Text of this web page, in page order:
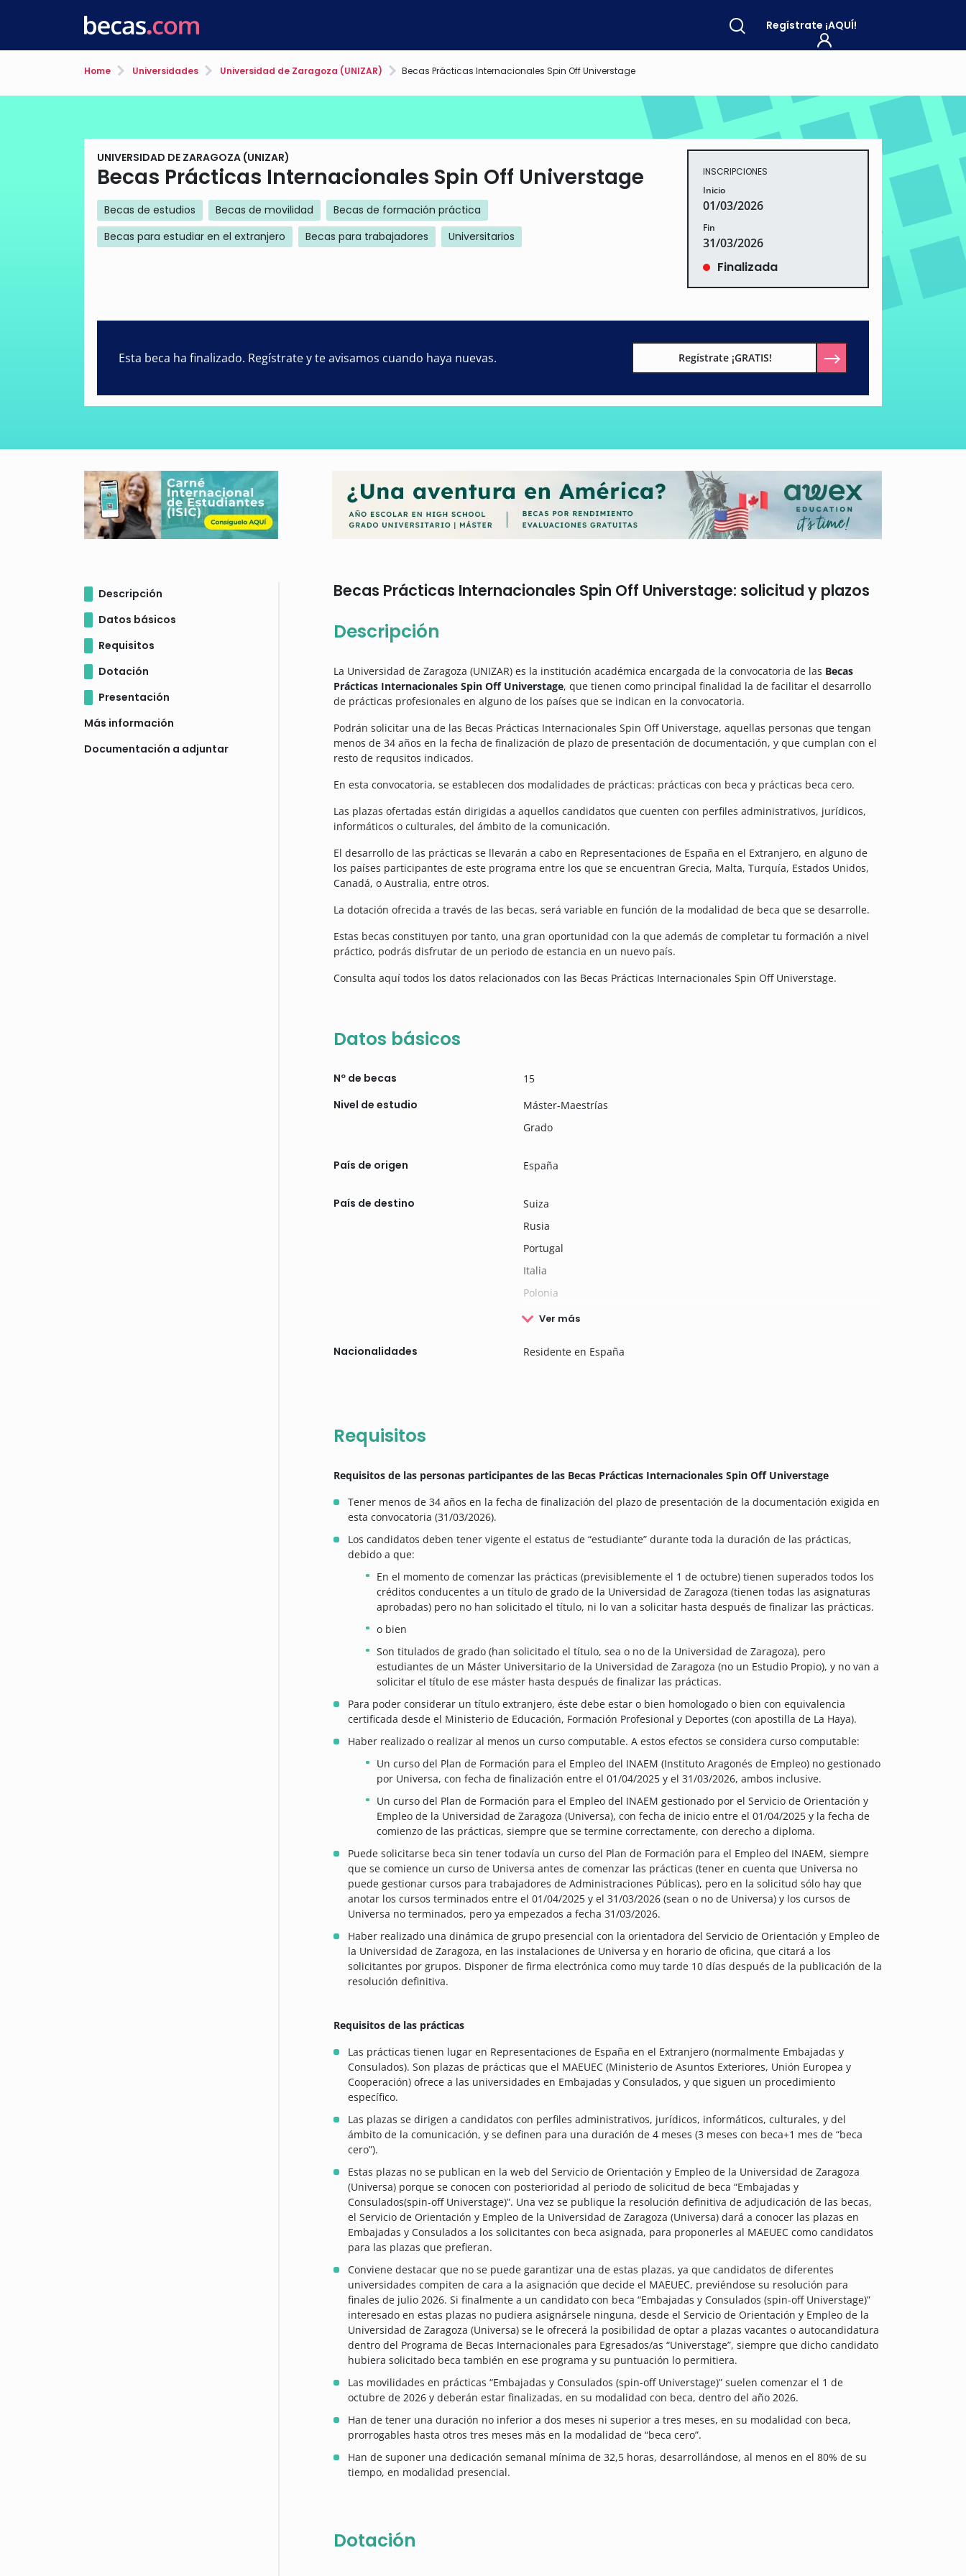
Regístrate ¡AQUÍ!
Home Universidades Universidad de Zaragoza (UNIZAR) Becas Prácticas Internacionales Spin Off Universtage
UNIVERSIDAD DE ZARAGOZA (UNIZAR)
Becas Prácticas Internacionales Spin Off Universtage
Becas de estudios Becas de movilidad
Becas de formación práctica
Becas para estudiar en el extranjero
Becas para trabajadores Universitarios
INSCRIPCIONES
Inicio
01/03/2026
Fin
31/03/2026
Finalizada
Esta beca ha finalizado. Regístrate y te avisamos cuando haya nuevas. Regístrate ¡GRATIS!
Descripción
Datos básicos
Requisitos
Dotación
Presentación
Más información
Documentación a adjuntar
Becas Prácticas Internacionales Spin Off Universtage: solicitud y plazos
Descripción
La Universidad de Zaragoza (UNIZAR) es la institución académica encargada de la convocatoria de las Becas
Prácticas Internacionales Spin Off Universtage, que tienen como principal finalidad la de facilitar el desarrollo
de prácticas profesionales en alguno de los países que se indican en la convocatoria.
Podrán solicitar una de las Becas Prácticas Internacionales Spin Off Universtage, aquellas personas que tengan
menos de 34 años en la fecha de finalización de plazo de presentación de documentación, y que cumplan con el
resto de requsitos indicados.
En esta convocatoria, se establecen dos modalidades de prácticas: prácticas con beca y prácticas beca cero.
Las plazas ofertadas están dirigidas a aquellos candidatos que cuenten con perfiles administrativos, jurídicos,
informáticos o culturales, del ámbito de la comunicación.
El desarrollo de las prácticas se llevarán a cabo en Representaciones de España en el Extranjero, en alguno de
los países participantes de este programa entre los que se encuentran Grecia, Malta, Turquía, Estados Unidos,
Canadá, o Australia, entre otros.
La dotación ofrecida a través de las becas, será variable en función de la modalidad de beca que se desarrolle.
Estas becas constituyen por tanto, una gran oportunidad con la que además de completar tu formación a nivel
práctico, podrás disfrutar de un periodo de estancia en un nuevo país.
Consulta aquí todos los datos relacionados con las Becas Prácticas Internacionales Spin Off Universtage.
Datos básicos
Nº de becas 15
Nivel de estudio
Máster-Maestrías
Grado
País de origen España
País de destino
Suiza
Rusia
Portugal
Italia
Polonia
Ver más
Nacionalidades Residente en España
Requisitos
Requisitos de las personas participantes de las Becas Prácticas Internacionales Spin Off Universtage
Tener menos de 34 años en la fecha de finalización del plazo de presentación de la documentación exigida en
esta convocatoria (31/03/2026).
Los candidatos deben tener vigente el estatus de “estudiante” durante toda la duración de las prácticas,
debido a que:
En el momento de comenzar las prácticas (previsiblemente el 1 de octubre) tienen superados todos los
créditos conducentes a un título de grado de la Universidad de Zaragoza (tienen todas las asignaturas
aprobadas) pero no han solicitado el título, ni lo van a solicitar hasta después de finalizar las prácticas.
o bien
Son titulados de grado (han solicitado el título, sea o no de la Universidad de Zaragoza), pero
estudiantes de un Máster Universitario de la Universidad de Zaragoza (no un Estudio Propio), y no van a
solicitar el título de ese máster hasta después de finalizar las prácticas.
Para poder considerar un título extranjero, éste debe estar o bien homologado o bien con equivalencia
certificada desde el Ministerio de Educación, Formación Profesional y Deportes (con apostilla de La Haya).
Haber realizado o realizar al menos un curso computable. A estos efectos se considera curso computable:
Un curso del Plan de Formación para el Empleo del INAEM (Instituto Aragonés de Empleo) no gestionado
por Universa, con fecha de finalización entre el 01/04/2025 y el 31/03/2026, ambos inclusive.
Un curso del Plan de Formación para el Empleo del INAEM gestionado por el Servicio de Orientación y
Empleo de la Universidad de Zaragoza (Universa), con fecha de inicio entre el 01/04/2025 y la fecha de
comienzo de las prácticas, siempre que se termine correctamente, con derecho a diploma.
Puede solicitarse beca sin tener todavía un curso del Plan de Formación para el Empleo del INAEM, siempre
que se comience un curso de Universa antes de comenzar las prácticas (tener en cuenta que Universa no
puede gestionar cursos para trabajadores de Administraciones Públicas), pero en la solicitud sólo hay que
anotar los cursos terminados entre el 01/04/2025 y el 31/03/2026 (sean o no de Universa) y los cursos de
Universa no terminados, pero ya empezados a fecha 31/03/2026.
Haber realizado una dinámica de grupo presencial con la orientadora del Servicio de Orientación y Empleo de
la Universidad de Zaragoza, en las instalaciones de Universa y en horario de oficina, que citará a los
solicitantes por grupos. Disponer de firma electrónica como muy tarde 10 días después de la publicación de la
resolución definitiva.
Requisitos de las prácticas
Las prácticas tienen lugar en Representaciones de España en el Extranjero (normalmente Embajadas y
Consulados). Son plazas de prácticas que el MAEUEC (Ministerio de Asuntos Exteriores, Unión Europea y
Cooperación) ofrece a las universidades en Embajadas y Consulados, y que siguen un procedimiento
específico.
Las plazas se dirigen a candidatos con perfiles administrativos, jurídicos, informáticos, culturales, y del
ámbito de la comunicación, y se definen para una duración de 4 meses (3 meses con beca+1 mes de “beca
cero”).
Estas plazas no se publican en la web del Servicio de Orientación y Empleo de la Universidad de Zaragoza
(Universa) porque se conocen con posterioridad al periodo de solicitud de beca “Embajadas y
Consulados(spin-off Universtage)”. Una vez se publique la resolución definitiva de adjudicación de las becas,
el Servicio de Orientación y Empleo de la Universidad de Zaragoza (Universa) dará a conocer las plazas en
Embajadas y Consulados a los solicitantes con beca asignada, para proponerles al MAEUEC como candidatos
para las plazas que prefieran.
Conviene destacar que no se puede garantizar una de estas plazas, ya que candidatos de diferentes
universidades compiten de cara a la asignación que decide el MAEUEC, previéndose su resolución para
finales de julio 2026. Si finalmente a un candidato con beca “Embajadas y Consulados (spin-off Universtage)”
interesado en estas plazas no pudiera asignársele ninguna, desde el Servicio de Orientación y Empleo de la
Universidad de Zaragoza (Universa) se le ofrecerá la posibilidad de optar a plazas vacantes o autocandidatura
dentro del Programa de Becas Internacionales para Egresados/as “Universtage”, siempre que dicho candidato
hubiera solicitado beca también en ese programa y su puntuación lo permitiera.
Las movilidades en prácticas “Embajadas y Consulados (spin-off Universtage)” suelen comenzar el 1 de
octubre de 2026 y deberán estar finalizadas, en su modalidad con beca, dentro del año 2026.
Han de tener una duración no inferior a dos meses ni superior a tres meses, en su modalidad con beca,
prorrogables hasta otros tres meses más en la modalidad de “beca cero”.
Han de suponer una dedicación semanal mínima de 32,5 horas, desarrollándose, al menos en el 80% de su
tiempo, en modalidad presencial.
Dotación